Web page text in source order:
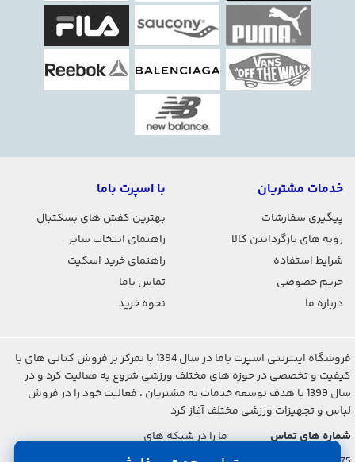
خدمات مشتریان
پیگیری سفارشات
رویه های بازگرداندن کالا
شرایط استفاده
حریم خصوصی
درباره ما
با اسپرت باما
بهترین کفش های بسکتبال
راهنمای انتخاب سایز
راهنمای خرید اسکیت
تماس باما
نحوه خرید
فروشگاه اینترنتی اسپرت باما در سال 1394 با تمرکز بر فروش کتانی های با
کیفیت و تخصصی در حوزه های مختلف ورزشی شروع به فعالیت کرد و در
سال 1399 با هدف توسعه خدمات به مشتریان ، فعالیت خود را در فروش
لباس و تجهیزات ورزشی مختلف آغاز کرد
شماره های تماس
ما را در شبکه های
اجتماعی دنبال کنید